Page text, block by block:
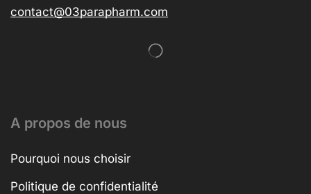
contact@03parapharm.com
A propos de nous
Pourquoi nous choisir
Politique de confidentialité